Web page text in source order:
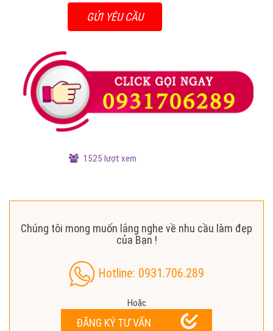
1525 lượt xem
Chúng tôi mong muốn lắng nghe về nhu cầu làm đẹp
của Bạn !
Hotline: 0931.706.289
Hoặc
ĐĂNG KÝ TƯ VẤN